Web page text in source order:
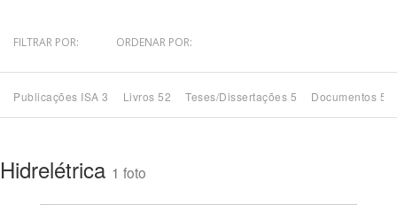
Povo Indígena
Subtema
FILTRAR POR: ORDENAR POR:
Publicações ISA 3 Livros 52 Teses/Dissertações 5 Documentos
Hidrelétrica 1 foto